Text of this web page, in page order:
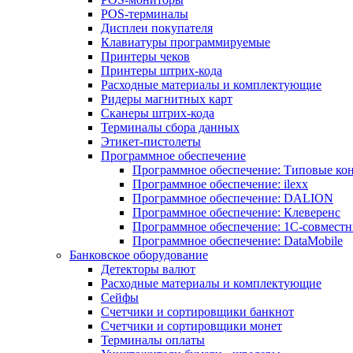
POS-терминалы
Дисплеи покупателя
Клавиатуры программируемые
Принтеры чеков
Принтеры штрих-кода
Расходные материалы и комплектующие
Ридеры магнитных карт
Сканеры штрих-кода
Терминалы сбора данных
Этикет-пистолеты
Программное обеспечение
Программное обеспечение: Типовые
Программное обеспечение: ilexx
Программное обеспечение: DALION
Программное обеспечение: Клеверенс
Программное обеспечение: 1С-
Программное обеспечение: DataMobile
Банковское оборудование
Детекторы валют
Расходные материалы и комплектующие
Сейфы
Счетчики и сортировщики банкнот
Счетчики и сортировщики монет
Терминалы оплаты